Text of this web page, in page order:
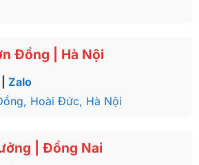
Đồng | Hà Nội
Zalo
Hoài Đức, Hà Nội
| Đồng Nai